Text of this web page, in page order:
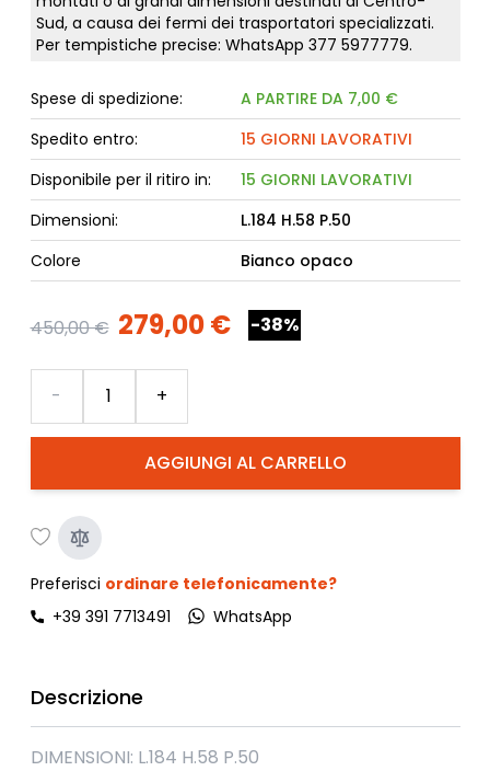
Sud, a causa dei fermi dei trasportatori specializzati.
Per tempistiche precise: WhatsApp 377 5977779.
Spese di spedizione:
A PARTIRE DA 7,00 €
Spedito entro:
15 GIORNI LAVORATIVI
Disponibile per il ritiro in:
15 GIORNI LAVORATIVI
Dimensioni:
L.184 H.58 P.50
Colore
Bianco opaco
450,00 € 279,00 € -38%
AGGIUNGI AL CARRELLO
- +
Preferisci ordinare telefonicamente?
+39 391 7713491
WhatsApp
Descrizione
DIMENSIONI: L.184 H.58 P.50